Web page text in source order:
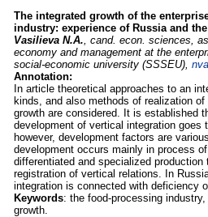
The integrated growth of the
industry: experience of Russia and
Vasilieva N.A. cand. econ. sciences,
economy and management at the
social-economic university (SSSEU),
Annotation:
In article theoretical approaches to an
kinds, and also methods of realization
growth are considered. It is established
development of vertical integration goes
however, development factors are
development occurs mainly in process
differentiated and specialized production
registration of vertical relations. In
integration is connected with deficiency
Keywords: the food-processing
growth.